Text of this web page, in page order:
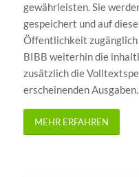
gewährleisten. Sie
gespeichert und auf
Öffentlichkeit zugänglich
BIBB weiterhin die
zusätzlich die
erscheinenden Ausgaben.
MEHR ERFAHREN